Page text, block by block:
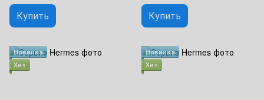
Купить Купить
Новинка
Хит
Новинка
Хит